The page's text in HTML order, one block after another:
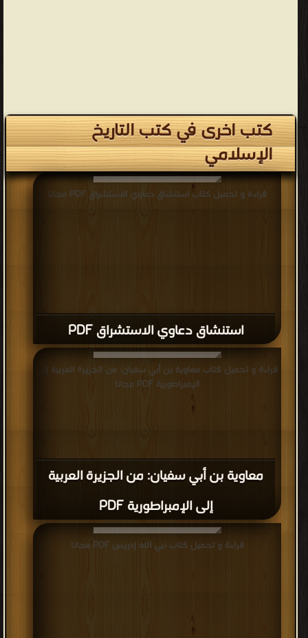
كتب اخرى في كتب التاريخ
الإسلامي
استنشاق دعاوي الاستشراق PDF
قراءة و تحميل كتاب استنشاق دعاوي الاستشراق PDF مجانا
معاوية بن أبي سفيان: من الجزيرة العربية
إلى الإمبراطورية PDF
قراءة و تحميل كتاب معاوية بن أبي سفيان: من الجزيرة العربية إلى
الإمبراطورية PDF مجانا
قراءة و تحميل كتاب نبي الله إدريس PDF مجانا